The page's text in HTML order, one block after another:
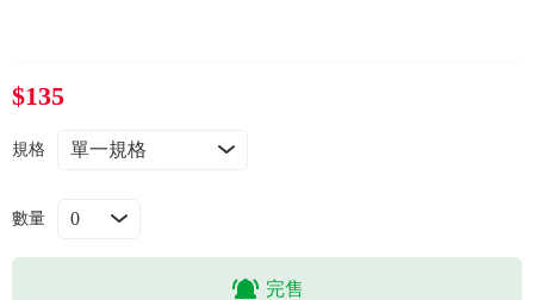
$135
規格
數量
完售